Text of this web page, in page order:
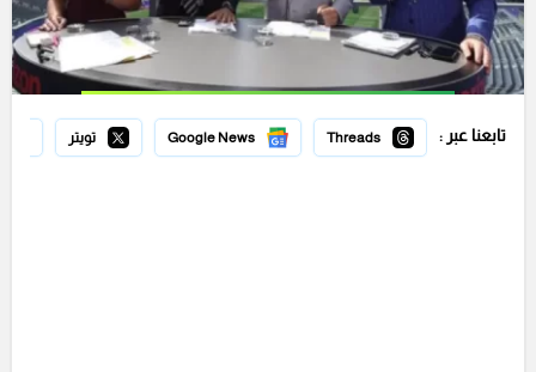
تابعنا عبر : Threads
Google News تويتر